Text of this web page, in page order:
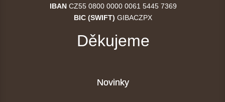
IBANCZ55 0800 0000 0061 5445 7369
BIC (SWIFT) GIBACZPX
Děkujeme
Novinky